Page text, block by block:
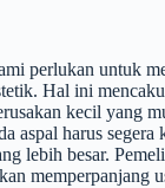
perlukan untuk
Hal ini
kecil yang
aspal harus
lebih besar.
memperpanjang